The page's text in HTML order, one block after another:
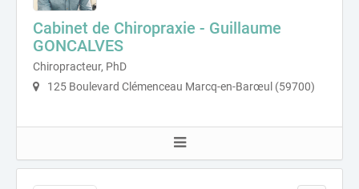
Cabinet de Chiropraxie - Guillaume
GONCALVES
Chiropracteur, PhD
125 Boulevard Clémenceau Marcq-en-Barœul (59700)